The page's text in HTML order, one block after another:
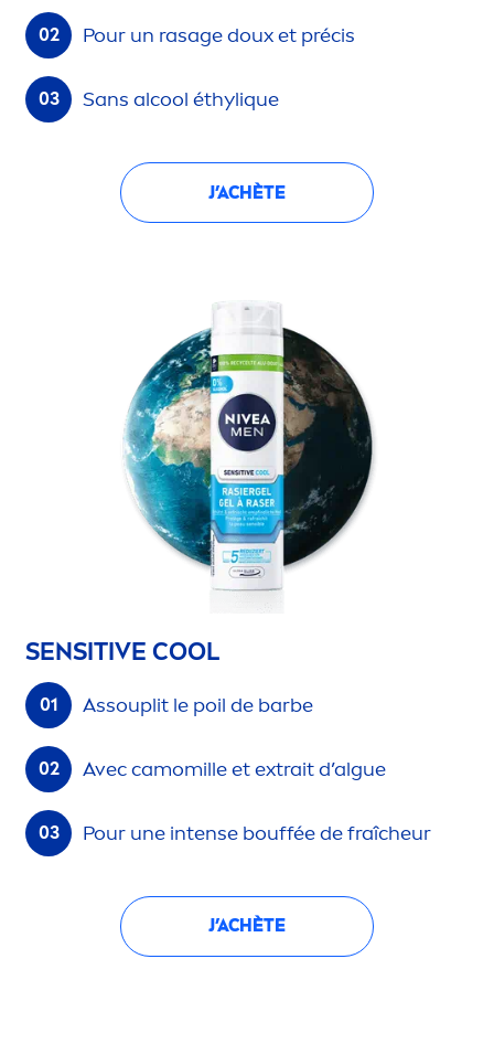
Pour un rasage doux et précis
Sans alcool éthylique
J’ACHÈTE
SENSITIVE COOL
Assouplit le poil de barbe
Avec camomille et extrait d’algue
Pour une intense bouffée de fraîcheur
J’ACHÈTE